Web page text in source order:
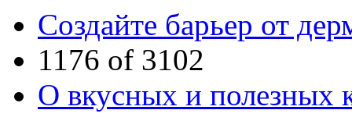
Создайте барьер от
1176 of 3102
О вкусных и полезных